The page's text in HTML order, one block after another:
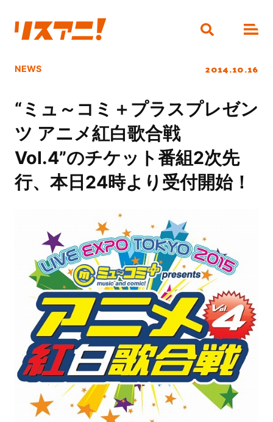
NEWS 2014.10.16
“ミュ～コミ＋プラスプレゼン
ツ アニメ紅白歌合戦
Vol.4”のチケット番組2次先
行、本日24時より受付開始！